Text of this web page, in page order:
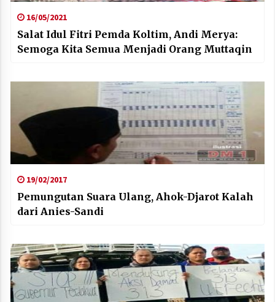
16/05/2021
Salat Idul Fitri Pemda Koltim, Andi Merya:
Semoga Kita Semua Menjadi Orang Muttaqin
19/02/2017
Pemungutan Suara Ulang, Ahok-Djarot Kalah
dari Anies-Sandi